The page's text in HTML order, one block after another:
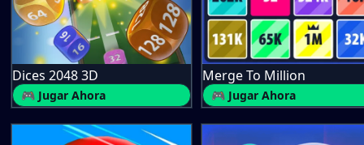
Dices 2048 3D
🎮 Jugar Ahora
Merge To Million
🎮 Jugar Ahora